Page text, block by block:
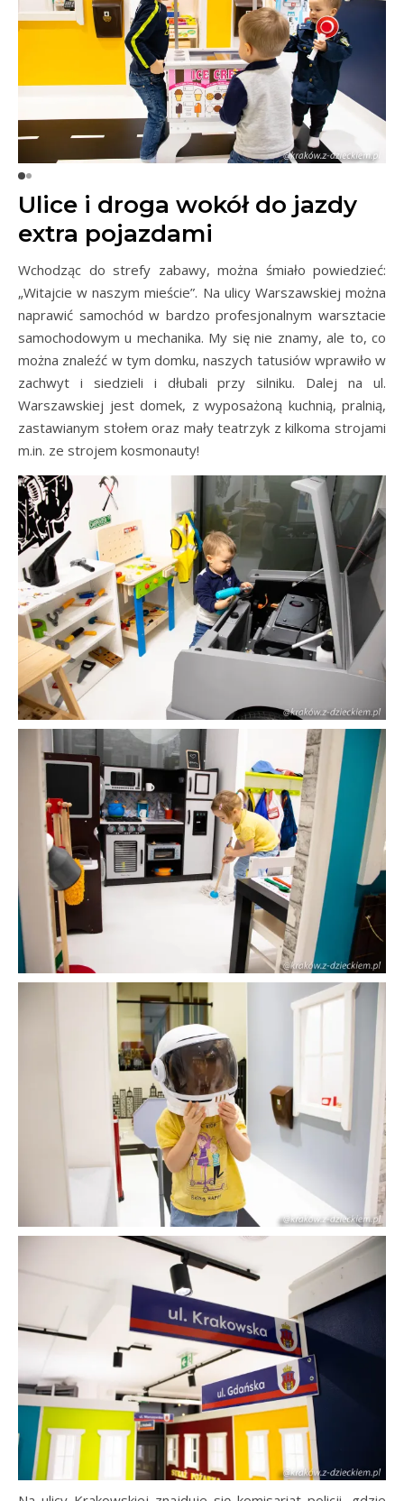
Ulice i droga wokół do jazdy
extra pojazdami
Wchodząc do strefy zabawy, można śmiało powiedzieć:
„Witajcie w naszym mieście”. Na ulicy Warszawskiej można
naprawić samochód w bardzo profesjonalnym warsztacie
samochodowym u mechanika. My się nie znamy, ale to, co
można znaleźć w tym domku, naszych tatusiów wprawiło w
zachwyt i siedzieli i dłubali przy silniku. Dalej na ul.
Warszawskiej jest domek, z wyposażoną kuchnią, pralnią,
zastawianym stołem oraz mały teatrzyk z kilkoma strojami
m.in. ze strojem kosmonauty!